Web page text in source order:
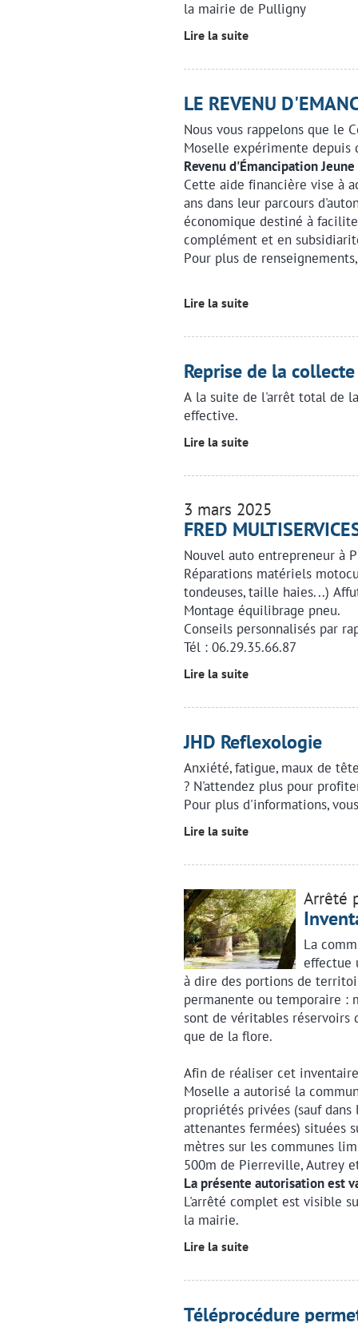
la mairie de Pulligny
Lire la suite
LE REVENU
Nous vous rappelons que le
Moselle expérimente depuis
Revenu d'Émancipation Jeune
Cette aide financière vise à
ans dans leur parcours
économique destiné à
complément et en
Pour plus de
Lire la suite
Reprise de la
A la suite de l'arrêt total de
effective.
Lire la suite
3 mars 2025
FRED
Nouvel auto entrepreneur à
Réparations matériels
tondeuses, taille haies...)
Montage équilibrage pneu.
Conseils personnalisés par
Tél : 06.29.35.66.87
Lire la suite
JHD Reflexologie
Anxiété, fatigue, maux de
? N'attendez plus pour
Pour plus d'informations,
Lire la suite
Arrêté
La
effectue
à dire des portions de
permanente ou temporaire :
sont de véritables réservoirs
que de la flore.
Afin de réaliser cet
Moselle a autorisé la
propriétés privées (sauf
attenantes fermées) situées
mètres sur les communes
500m de Pierreville, Autrey
La présente autorisation est
L'arrêté complet est visible
la mairie.
Lire la suite
Téléprocédure